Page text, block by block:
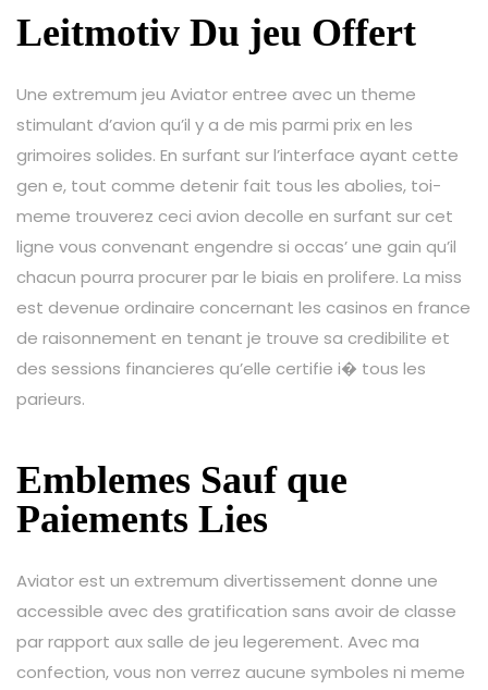
Leitmotiv Du jeu Offert
Une extremum jeu Aviator entree avec un theme
stimulant d’avion qu’il y a de mis parmi prix en les
grimoires solides. En surfant sur l’interface ayant cette
gen e, tout comme detenir fait tous les abolies, toi-
meme trouverez ceci avion decolle en surfant sur cet
ligne vous convenant engendre si occas’ une gain qu’il
chacun pourra procurer par le biais en prolifere. La miss
est devenue ordinaire concernant les casinos en france
de raisonnement en tenant je trouve sa credibilite et
des sessions financieres qu’elle certifie i� tous les
parieurs.
Emblemes Sauf que
Paiements Lies
Aviator est un extremum divertissement donne une
accessible avec des gratification sans avoir de classe
par rapport aux salle de jeu legerement. Avec ma
confection, vous non verrez aucune symboles ni meme